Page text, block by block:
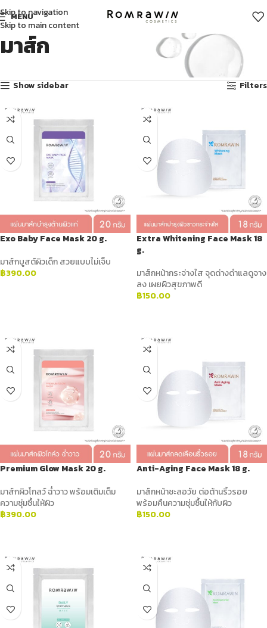
Skip to navigation
Skip to main content
MENU
มาส์ก
Show sidebar
Filters
Exo Baby Face Mask 20 g.
มาส์กบูสต์ผิวเด็ก สวยแบบไม่เจ็บ
฿390.00
Extra Whitening Face Mask 18
g.
มาส์กหน้ากระจ่างใส จุดด่างดำแลดูจาง
ลง เผยผิวสุขภาพดี
฿150.00
Premium Glow Mask 20 g.
มาส์กผิวโกลว์ ฉ่ำวาว พร้อมเติมเต็ม
ความชุ่มชื้นให้ผิว
฿390.00
Anti-Aging Face Mask 18 g.
มาส์กหน้าชะลอวัย ต่อต้านริ้วรอย
พร้อมคืนความชุ่มชื้นให้กับผิว
฿150.00